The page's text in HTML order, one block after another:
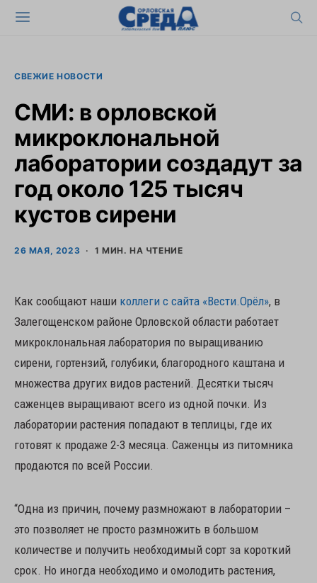
СВЕЖИЕ НОВОСТИ
СМИ: в орловской
микроклональной
лаборатории создадут за
год около 125 тысяч
кустов сирени
26 МАЯ, 2023 1 МИН. НА ЧТЕНИЕ
Как сообщают наши коллеги с сайта «Вести.Орёл», в
Залегощенском районе Орловской области работает
микроклональная лаборатория по выращиванию
сирени, гортензий, голубики, благородного каштана и
множества других видов растений. Десятки тысяч
саженцев выращивают всего из одной почки. Из
лаборатории растения попадают в теплицы, где их
готовят к продаже 2-3 месяца. Саженцы из питомника
продаются по всей России.
“Одна из причин, почему размножают в лаборатории –
это позволяет не просто размножить в большом
количестве и получить необходимый сорт за короткий
срок. Но иногда необходимо и омолодить растения,